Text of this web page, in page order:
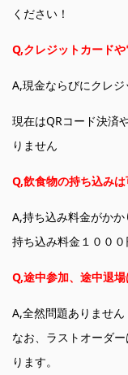
ください！
Q,クレジットカード
A,現金ならびにクレ
現在はQRコード決済
りません
Q,飲食物の持ち込み
A,持ち込み料金がかか
持ち込み料金１０００
Q,途中参加、途中退
A,全然問題ありません
なお、ラストオーダ
ります。